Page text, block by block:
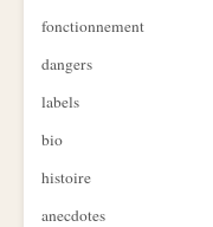
fonctionnement
dangers
labels
bio
histoire
anecdotes